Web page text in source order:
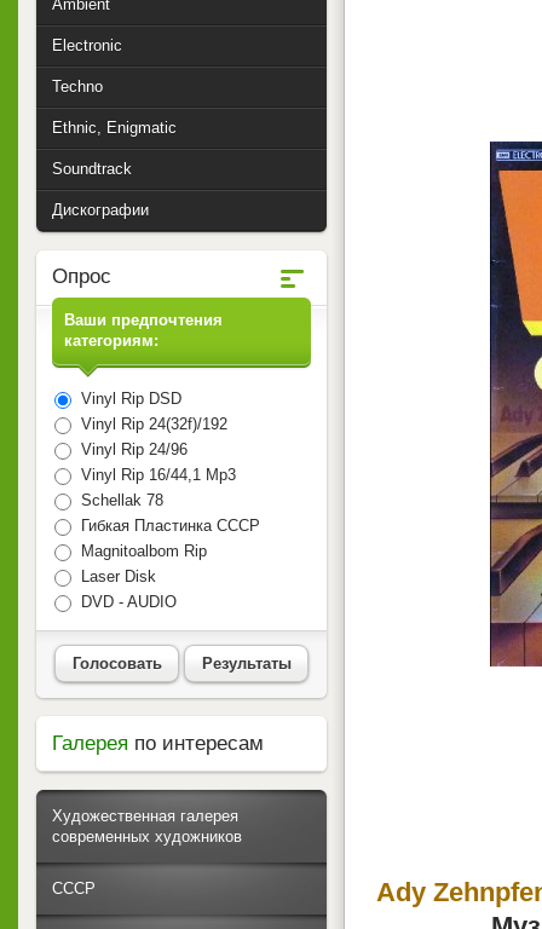
Ady
Ambient
Electronic
Techno
Ethnic, Enigmatic
Soundtrack
Дискографии
Опрос
Ваши предпочтения
категориям:
Vinyl Rip DSD
Vinyl Rip 24(32f)/192
Vinyl Rip 24/96
Vinyl Rip 16/44,1 Mp3
Schellak 78
Гибкая Пластинка СССР
Magnitoalbom Rip
Laser Disk
DVD - AUDIO
Голосовать Результаты
Галерея по интересам
Художественная галерея
современных художников
СССР